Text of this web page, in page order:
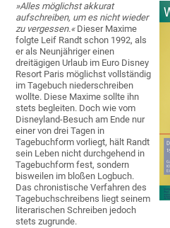
»Alles möglichst akkurat
aufschreiben, um es nicht wieder
zu vergessen.«Dieser Maxime
folgte Leif Randt schon 1992, als
er als Neunjähriger einen
dreitägigen Urlaub im Euro Disney
Resort Paris möglichst vollständig
im Tagebuch niederschreiben
wollte. Diese Maxime sollte ihn
stets begleiten. Doch wie vom
Disneyland-Besuch am Ende nur
einer von drei Tagen in
Tagebuchform vorliegt, hält Randt
sein Leben nicht durchgehend in
Tagebuchform fest, sondern
bisweilen im bloßen Logbuch.
Das chronistische Verfahren des
Tagebuchschreibens liegt seinem
literarischen Schreiben jedoch
stets zugrunde.